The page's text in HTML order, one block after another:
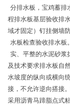
分排水板，宝鸡蓄排
程排水板基层验收排
域才固定）钉挂侧墙
水板检查验收排水板
实、平整的水泥砂浆
及技术要求排水板自
水坡度的纵向或横向
接，不允许逆向搭接
采用沥青马蹄脂点式